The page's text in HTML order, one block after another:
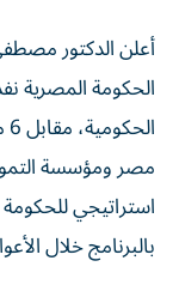
أعلن الدكتور
مصر ومؤسسة
استراتيجي
بالبرنامج خلال